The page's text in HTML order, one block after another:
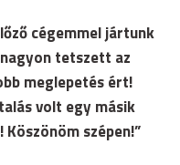
cégemmel jártunk
tetszett az
meglepetés ért!
volt egy másik
szépen!”